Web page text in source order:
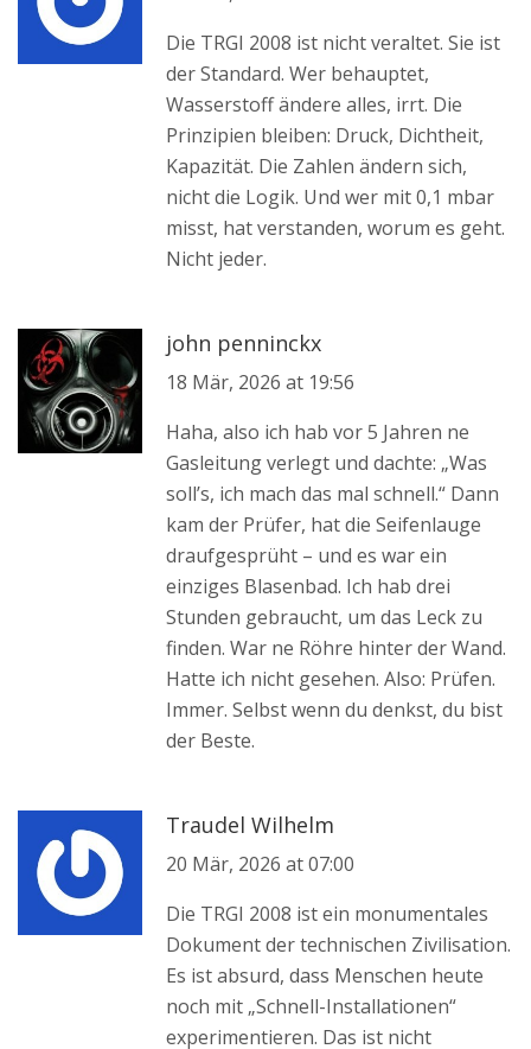
Die TRGI 2008 ist nicht veraltet. Sie ist
der Standard. Wer behauptet,
Wasserstoff ändere alles, irrt. Die
Prinzipien bleiben: Druck, Dichtheit,
Kapazität. Die Zahlen ändern sich,
nicht die Logik. Und wer mit 0,1 mbar
misst, hat verstanden, worum es geht.
Nicht jeder.
john penninckx
18 Mär, 2026 at 19:56
Haha, also ich hab vor 5 Jahren ne
Gasleitung verlegt und dachte: „Was
soll’s, ich mach das mal schnell.“ Dann
kam der Prüfer, hat die Seifenlauge
draufgesprüht – und es war ein
einziges Blasenbad. Ich hab drei
Stunden gebraucht, um das Leck zu
finden. War ne Röhre hinter der Wand.
Hatte ich nicht gesehen. Also: Prüfen.
Immer. Selbst wenn du denkst, du bist
der Beste.
Traudel Wilhelm
20 Mär, 2026 at 07:00
Die TRGI 2008 ist ein monumentales
Dokument der technischen Zivilisation.
Es ist absurd, dass Menschen heute
noch mit „Schnell-Installationen“
experimentieren. Das ist nicht